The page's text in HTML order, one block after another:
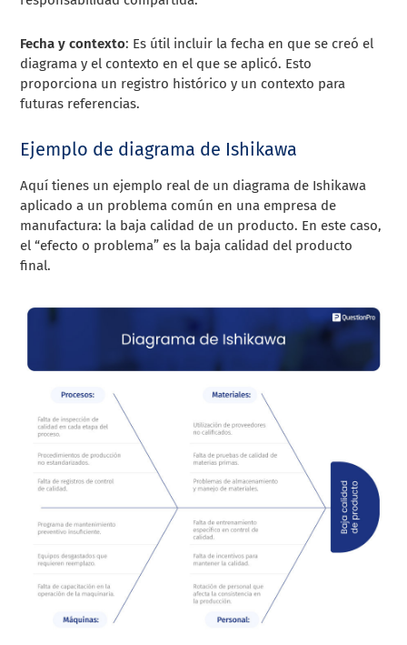
Fecha y contexto: Es útil incluir la fecha en que se creó el
diagrama y el contexto en el que se aplicó. Esto
proporciona un registro histórico y un contexto para
futuras referencias.
Ejemplo de diagrama de Ishikawa
Aquí tienes un ejemplo real de un diagrama de Ishikawa
aplicado a un problema común en una empresa de
manufactura: la baja calidad de un producto. En este caso,
el “efecto o problema” es la baja calidad del producto
final.